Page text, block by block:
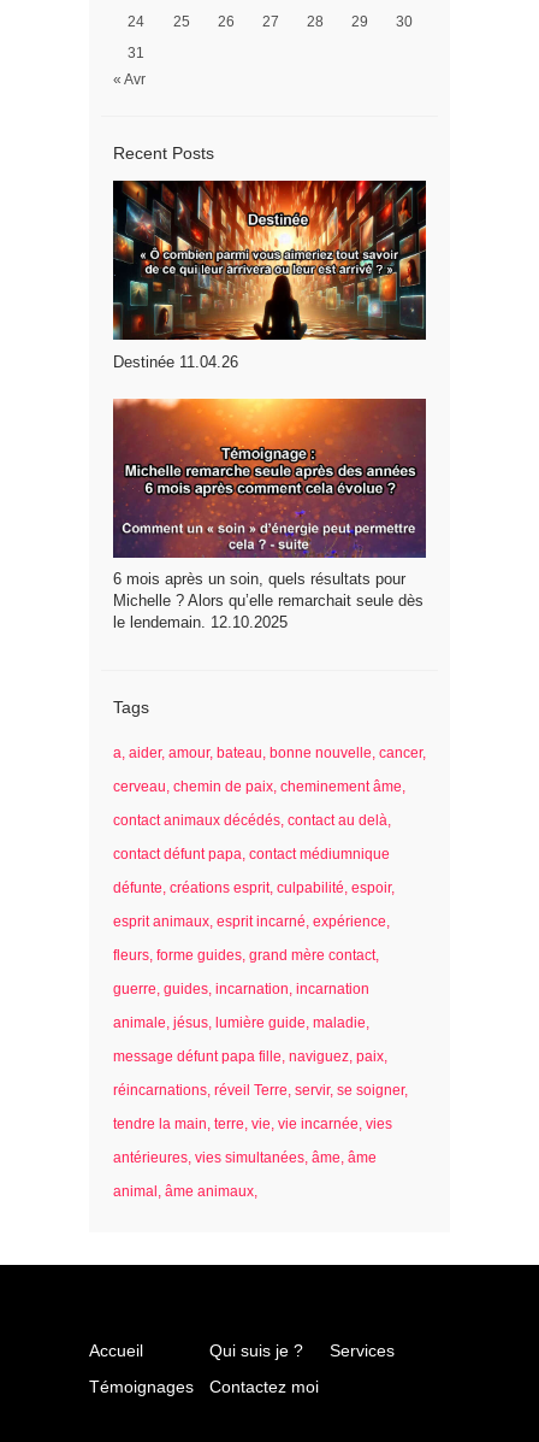
24
25 26 27 28 29
30
31
« Avr
Recent Posts
Destinée 11.04.26
6 mois après un soin, quels résultats pour
Michelle ? Alors qu’elle remarchait seule dès
le lendemain. 12.10.2025
Tags
a aider amour bateau bonne nouvelle cancer
cerveau chemin de paix cheminement âme
contact animaux décédés contact au delà
contact défunt papa contact médiumnique
défunte créations esprit culpabilité espoir
esprit animaux esprit incarné expérience
fleurs forme guides grand mère contact
guerre guides incarnation incarnation
animale jésus lumière guide maladie
message défunt papa fille naviguez paix
réincarnations réveil Terre servir se soigner
tendre la main terre vie vie incarnée vies
antérieures vies simultanées âme âme
animal
âme animaux
Accueil Qui suis je ?
Services
Témoignages
Contactez moi